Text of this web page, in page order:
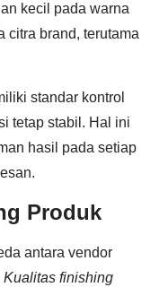
kecil pada warna
citra brand, terutama
standar kontrol
tetap stabil. Hal ini
hasil pada setiap
Produk
antara vendor
Kualitas finishing